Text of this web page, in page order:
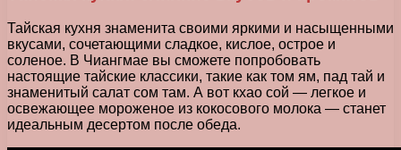
Тайская кухня знаменита своими яркими и насыщенными
вкусами, сочетающими сладкое, кислое, острое и
соленое. В Чиангмае вы сможете попробовать
настоящие тайские классики, такие как том ям, пад тай и
знаменитый салат сом там. А вот кхао сой — легкое и
освежающее мороженое из кокосового молока — станет
идеальным десертом после обеда.